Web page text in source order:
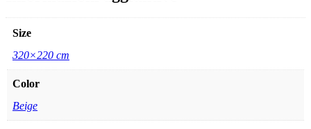
Size
320×220 cm
Color
Beige